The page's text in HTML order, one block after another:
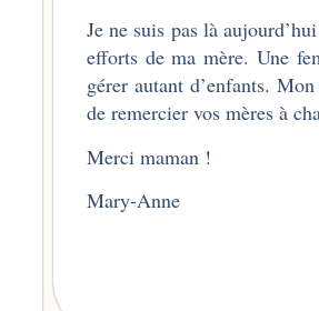
Je ne suis pas là
efforts de ma mère. Une
gérer autant d’enfants.
de remercier vos mères à
Merci maman !
Mary-Anne